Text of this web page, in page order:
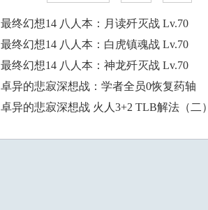
最终幻想14 八人本：月读歼灭战 Lv.70
最终幻想14 八人本：白虎镇魂战 Lv.70
最终幻想14 八人本：神龙歼灭战 Lv.70
卓异的悲寂深想战：学者全员0恢复药轴
卓异的悲寂深想战 火人3+2 TLB解法（二）